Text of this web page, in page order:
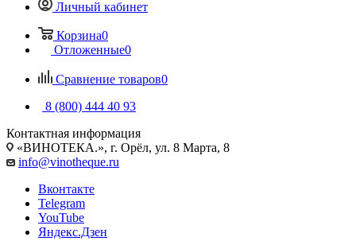
Личный кабинет
Корзина0
Отложенные0
Сравнение товаров0
8 (800) 444 40 93
Контактная информация
«ВИНОТЕКА.», г. Орёл, ул. 8 Марта, 8
info@vinotheque.ru
Вконтакте
Telegram
YouTube
Яндекс.Дзен